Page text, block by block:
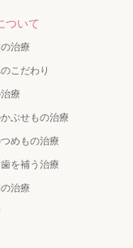
ついて
治療
こだわり
療
ぶせもの治療
めもの治療
を補う治療
治療